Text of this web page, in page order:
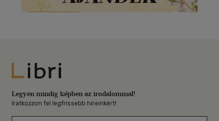
Libri
Legyen mindig képben az irodalommal!
Iratkozzon fel legfrissebb híreinkért!